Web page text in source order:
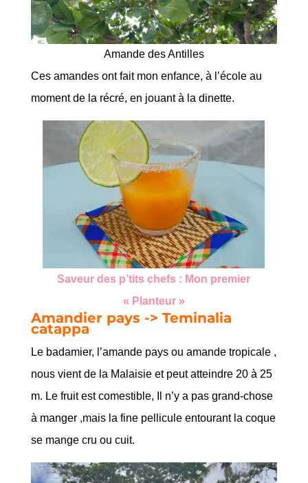
Amande des Antilles
Ces amandes ont fait mon enfance, à l’école au
moment de la récré, en jouant à la dinette.
Saveur des p’tits chefs : Mon premier
« Planteur »
Amandier pays -> Teminalia
catappa
Le badamier, l’amande pays ou amande tropicale ,
nous vient de la Malaisie et peut atteindre 20 à 25
m. Le fruit est comestible, Il n’y a pas grand-chose
à manger ,mais la fine pellicule entourant la coque
se mange cru ou cuit.